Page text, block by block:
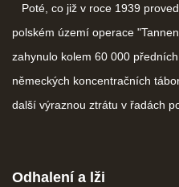
Poté, co již v roce 1939
polském území operace
zahynulo kolem 60 000
německých koncentračních
další výraznou ztrátu v řadách
Odhalení a lži